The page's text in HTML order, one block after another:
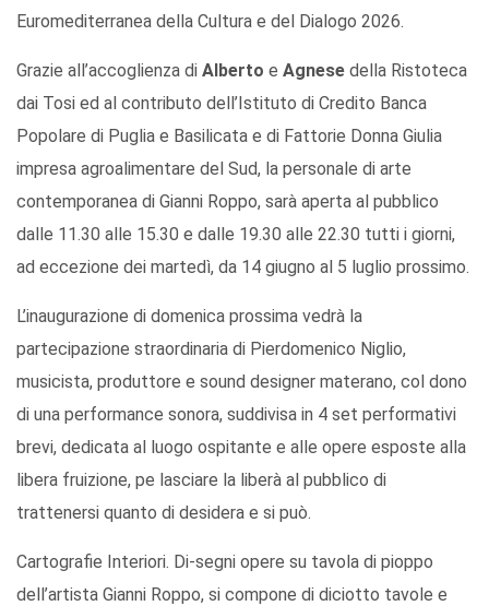
Euromediterranea della Cultura e del Dialogo 2026.
Grazie all’accoglienza di Alberto e Agnese della Ristoteca
dai Tosi ed al contributo dell’Istituto di Credito Banca
Popolare di Puglia e Basilicata e di Fattorie Donna Giulia
impresa agroalimentare del Sud, la personale di arte
contemporanea di Gianni Roppo, sarà aperta al pubblico
dalle 11.30 alle 15.30 e dalle 19.30 alle 22.30 tutti i giorni,
ad eccezione dei martedì, da 14 giugno al 5 luglio prossimo.
L’inaugurazione di domenica prossima vedrà la
partecipazione straordinaria di Pierdomenico Niglio,
musicista, produttore e sound designer materano, col dono
di una performance sonora, suddivisa in 4 set performativi
brevi, dedicata al luogo ospitante e alle opere esposte alla
libera fruizione, pe lasciare la liberà al pubblico di
trattenersi quanto di desidera e si può.
Cartografie Interiori. Di-segni opere su tavola di pioppo
dell’artista Gianni Roppo, si compone di diciotto tavole e